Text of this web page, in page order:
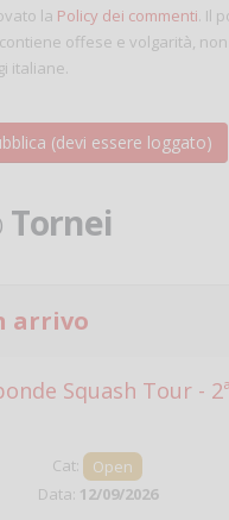
la Policy dei commenti. Il
offese e volgarità,
italiane.
Tornei
arrivo
Squash Tour -
Cat:
Open
Data: 12/09/2026